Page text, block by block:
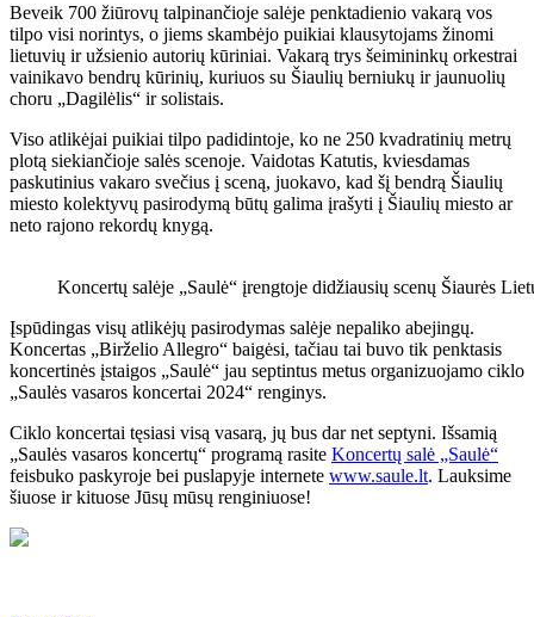
Beveik 700 žiūrovų talpinančioje salėje penktadienio vakarą vos
tilpo visi norintys, o jiems skambėjo puikiai klausytojams žinomi
lietuvių ir užsienio autorių kūriniai. Vakarą trys šeimininkų orkestrai
vainikavo bendrų kūrinių, kuriuos su Šiaulių berniukų ir jaunuolių
choru „Dagilėlis“ ir solistais.
Viso atlikėjai puikiai tilpo padidintoje, ko ne 250 kvadratinių metrų
plotą siekiančioje salės scenoje. Vaidotas Katutis, kviesdamas
paskutinius vakaro svečius į sceną, juokavo, kad šį bendrą Šiaulių
miesto kolektyvų pasirodymą būtų galima įrašyti į Šiaulių miesto ar
neto rajono rekordų knygą.
Koncertų salėje „Saulė“ įrengtoje didžiausių scenų Šiaurės
Įspūdingas visų atlikėjų pasirodymas salėje nepaliko abejingų.
Koncertas „Birželio Allegro“ baigėsi, tačiau tai buvo tik penktasis
koncertinės įstaigos „Saulė“ jau septintus metus organizuojamo ciklo
„Saulės vasaros koncertai 2024“ renginys.
Ciklo koncertai tęsiasi visą vasarą, jų bus dar net septyni. Išsamią
„Saulės vasaros koncertų“ programą rasite Koncertų salė „Saulė“
feisbuko paskyroje bei puslapyje internete www.saule.lt. Lauksime
šiuose ir kituose Jūsų mūsų renginiuose!